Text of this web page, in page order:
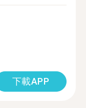
下載APP